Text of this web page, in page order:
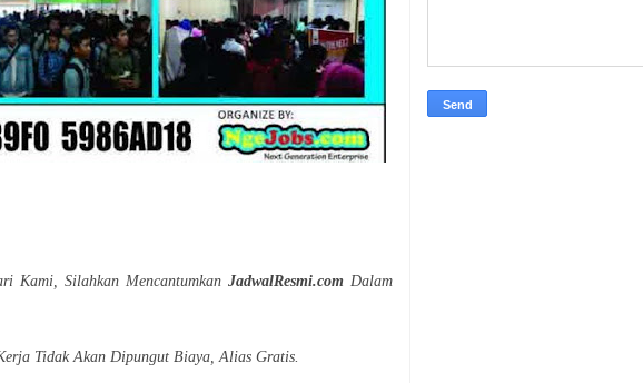
Kami, Silahkan Mencantumkan JadwalResmi.com Dalam
Tidak Akan Dipungut Biaya, Alias Gratis.